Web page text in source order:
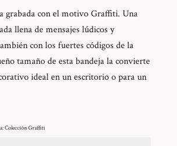
grabada con el motivo Graffiti. Una
llena de mensajes lúdicos y
con los fuertes códigos de la
tamaño de esta bandeja la convierte
ideal en un escritorio o para un
Colección Graffiti